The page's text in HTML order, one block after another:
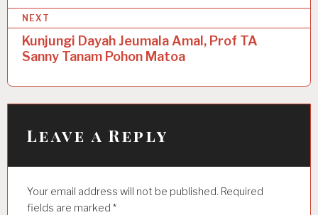
t
n
a
v
i
t
NEXT
Kunjungi Dayah Jeumala Amal, Prof TA
Sanny Tanam Pohon Matoa
Leave a Reply
Your email address will not be published. Required
fields are marked *